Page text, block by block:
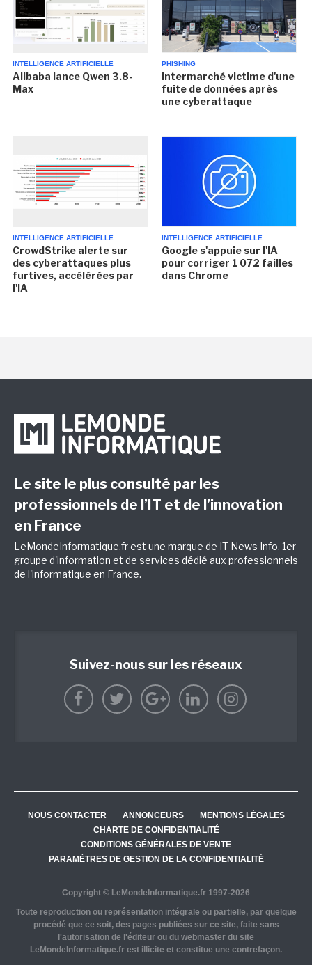
INTELLIGENCE ARTIFICIELLE
Alibaba lance Qwen 3.8-
Max
PHISHING
Intermarché victime d'une
fuite de données après
une cyberattaque
INTELLIGENCE ARTIFICIELLE
CrowdStrike alerte sur
des cyberattaques plus
furtives, accélérées par
l'IA
INTELLIGENCE ARTIFICIELLE
Google s'appuie sur l'IA
pour corriger 1 072 failles
dans Chrome
Le site le plus consulté par les
professionnels de l’IT et de l’innovation
en France
LeMondeInformatique.fr est une marque de IT News Info, 1er
groupe d'information et de services dédié aux professionnels
de l'informatique en France.
Suivez-nous sur les réseaux
NOUS CONTACTER ANNONCEURS
MENTIONS LÉGALES
CHARTE DE CONFIDENTIALITÉ
CONDITIONS GÉNÉRALES DE VENTE
PARAMÈTRES DE GESTION DE LA CONFIDENTIALITÉ
Copyright © LeMondeInformatique.fr 1997-2026
Toute reproduction ou représentation intégrale ou partielle, par quelque
procédé que ce soit, des pages publiées sur ce site, faite sans
l'autorisation de l'éditeur ou du webmaster du site
LeMondeInformatique.fr est illicite et constitue une contrefaçon.